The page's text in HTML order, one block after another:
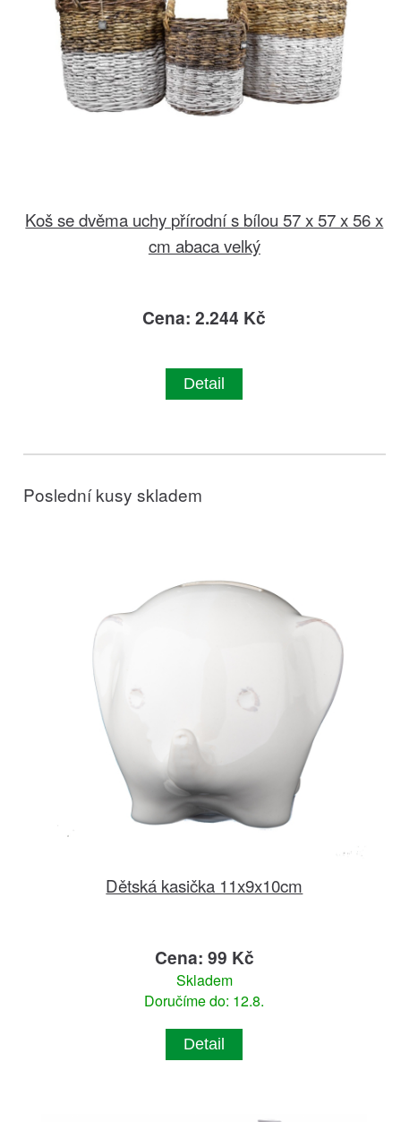
Koš se dvěma uchy přírodní s bílou 57 x 57 x 56 x
cm abaca velký
Cena: 2.244 Kč
Detail
Poslední kusy skladem
Dětská kasička 11x9x10cm
Cena: 99 Kč
Skladem
Doručíme do: 12.8.
Detail